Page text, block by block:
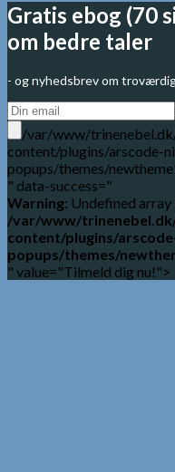
Gratis ebog (70
om bedre taler
- og nyhedsbrev om
/var/www/
content/plugins/arscode-
popups/themes/
" data-success="
Warning: Undefined
/var/www/
content/plugins/
popups/themes/
" value="Tilmeld dig nu!">